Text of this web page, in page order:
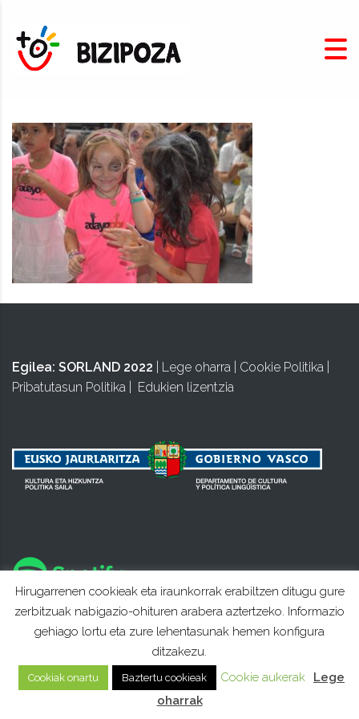
Egilea: SORLAND 2022 Lege oharra Cookie Politika
Pribatutasun Politika
Edukien lizentzia
Hirugarrenen cookieak eta iraunkorrak erabiltzen ditugu gure
zerbitzuak nabigazio-ohituren arabera aztertzeko. Informazio
gehiago lortu eta zure lehentasunak hemen konfigura
ditzakezu.
Cookiak onartu Baztertu cookieak Cookie aukerak
Lege
oharrak